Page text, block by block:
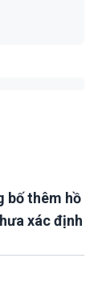
bố thêm hồ
xác định